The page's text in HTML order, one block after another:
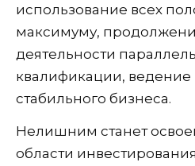
использование всех
максимуму,
деятельности
квалификации,
стабильного бизнеса.
Нелишним станет
области